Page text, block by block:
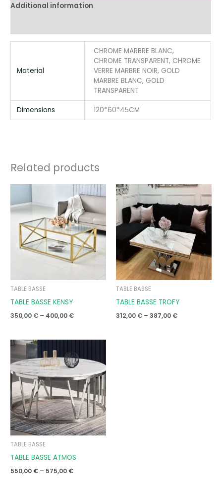
Additional information
Material
CHROME MARBRE BLANC,
CHROME TRANSPARENT, CHROME
VERRE MARBRE NOIR, GOLD
MARBRE BLANC, GOLD
TRANSPARENT
Dimensions 120*60*45CM
Related products
TABLE BASSE
TABLE BASSE KENSY
350,00 € – 400,00 €
Price
range:
350,00 €
through
400,00 €
TABLE BASSE
TABLE BASSE TROFY
312,00 € – 387,00 €
Price
range:
312,00 €
through
387,00 €
TABLE BASSE
TABLE BASSE ATMOS
550,00 € – 575,00 €
range:
550,00 €
through
575,00 €